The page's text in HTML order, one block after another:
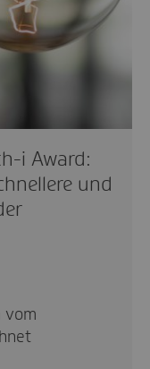
i Award:
und
vom